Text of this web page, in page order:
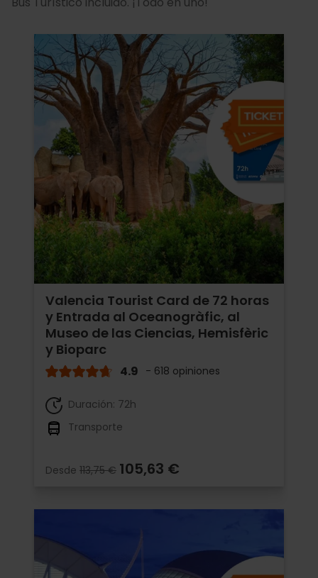
Valencia Tourist Card de 72 horas
y Entrada al Oceanogràfic, al
Museo de las Ciencias, Hemisfèric
y Bioparc
4.9 - 618 opiniones
Duración: 72h
Transporte
Desde 113,75 € 105,63 €